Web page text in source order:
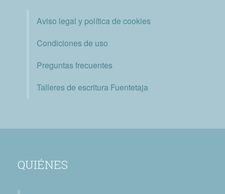
Aviso legal y política de cookies
Condiciones de uso
Preguntas frecuentes
Talleres de escritura Fuentetaja
QUIÉNES